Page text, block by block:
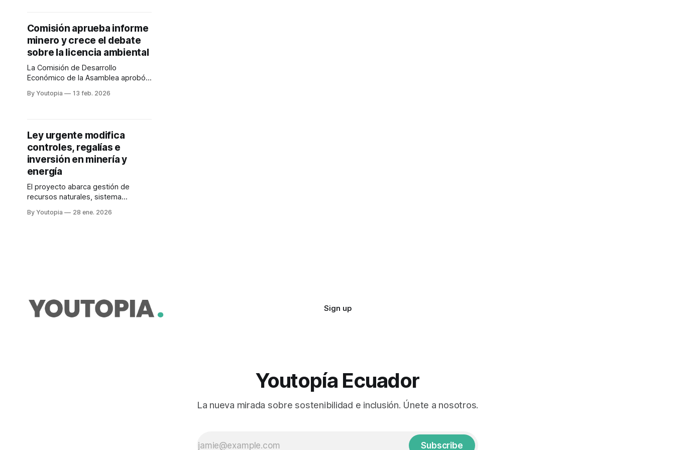
Comisión aprueba informe
minero y crece el debate
sobre la licencia ambiental
La Comisión de Desarrollo
Económico de la Asamblea aprobó
minería y energía. La simplificación
By Youtopia 13 feb. 2026
Ley urgente modifica
controles, regalías e
inversión en minería y
energía
El proyecto abarca gestión de
recursos naturales, sistema
sectores. En minería, la autorización
By Youtopia 28 ene. 2026
Sign up
Youtopía Ecuador
La nueva mirada sobre sostenibilidad e inclusión. Únete a nosotros.
Subscribe